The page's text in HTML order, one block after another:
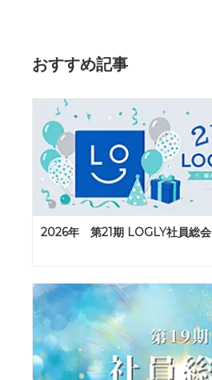
おすすめ記事
2026年 第21期 LOGLY社員総会